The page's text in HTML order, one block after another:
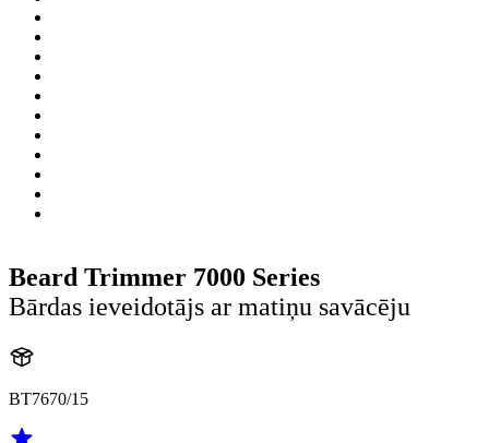
Beard Trimmer 7000 Series
Bārdas ieveidotājs ar matiņu savācēju
BT7670/15